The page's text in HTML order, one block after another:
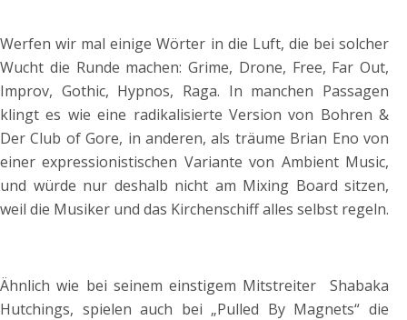
Werfen wir mal einige Wörter in die Luft, die bei solcher
Wucht die Runde machen: Grime, Drone, Free, Far Out,
Improv, Gothic, Hypnos, Raga. In manchen Passagen
klingt es wie eine radikalisierte Version von Bohren &
Der Club of Gore, in anderen, als träume Brian Eno von
einer expressionistischen Variante von Ambient Music,
und würde nur deshalb nicht am Mixing Board sitzen,
weil die Musiker und das Kirchenschiff alles selbst regeln.
Ähnlich wie bei seinem einstigem Mitstreiter
Shabaka
Hutchings, spielen auch bei „Pulled By Magnets“ die